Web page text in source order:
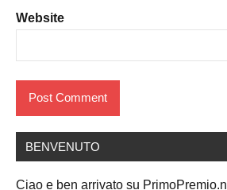
Website
BENVENUTO
Ciao e ben arrivato su